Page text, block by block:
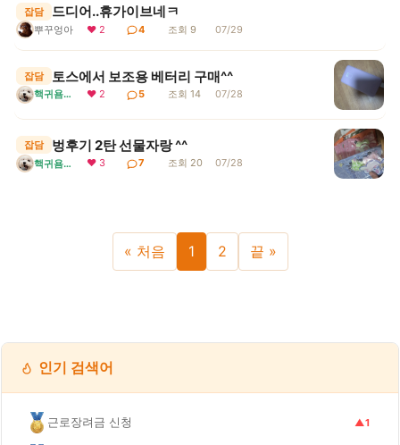
잡담 드디어..휴가이브네ㅋ
뿌꾸엉아 ❤ 2 4 조회 9 07/29
잡담 토스에서 보조용 베터리 구매^^
핵귀욤서리 ❤ 2 5 조회 14 07/28
잡담 벙후기 2탄 선물자랑 ^^
핵귀욤서리 ❤ 3 7 조회 20 07/28
« 처음 1 2 끝 »
인기 검색어
근로장려금 신청 ▲1